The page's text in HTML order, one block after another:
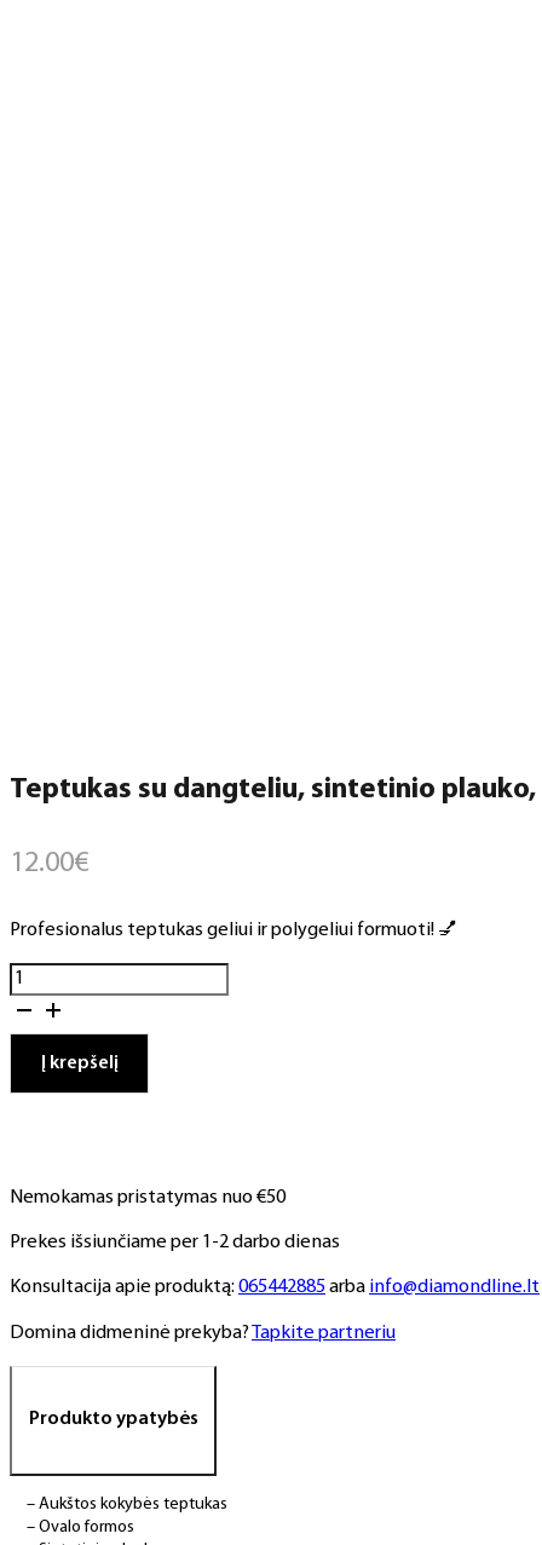
Teptukas su dangteliu, sintetinio plauko,
12.00€
Profesionalus teptukas geliui ir polygeliui formuoti! 💅
produkto
kiekis:
dangteliu,
Į krepšelį
Nemokamas pristatymas nuo €50
Prekes išsiunčiame per 1-2 darbo dienas
Konsultacija apie produktą: 065442885arba info@diamondline.lt
Domina didmeninė prekyba?Tapkite partneriu
Produkto ypatybės
– Aukštos kokybės teptukas
– Ovalo formos